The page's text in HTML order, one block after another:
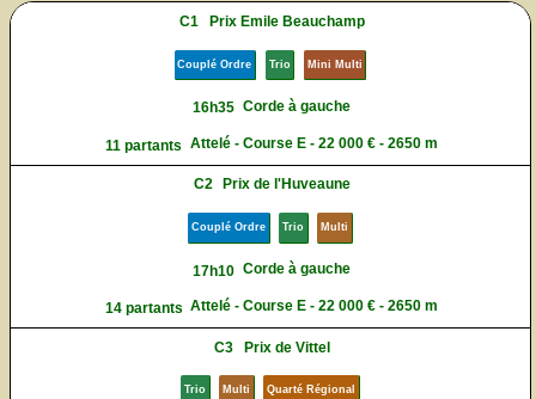
C1 Prix Emile Beauchamp
Couplé Ordre Trio Mini Multi
16h35 Corde à gauche
11 partants Attelé - Course E - 22 000 € - 2650 m
C2 Prix de l'Huveaune
Couplé Ordre Trio Multi
17h10 Corde à gauche
14 partants Attelé - Course E - 22 000 € - 2650 m
C3 Prix de Vittel
Trio Multi Quarté Régional